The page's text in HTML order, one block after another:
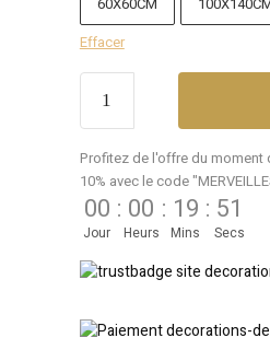
Effacer
Profitez de l'offre du moment
10% avec le code
00
Jour
: 00
Heurs
: 19
Mins
: 51
Secs